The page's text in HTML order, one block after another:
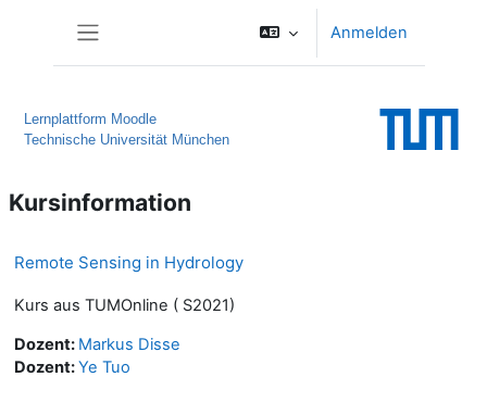
Anmelden
Lernplattform Moodle
Technische Universität München
Kursinformation
Remote Sensing in Hydrology
Kurs aus TUMOnline ( S2021)
Dozent: Markus Disse
Dozent:Ye Tuo